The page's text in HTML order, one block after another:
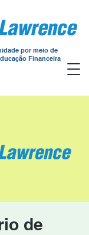
por meio de
Financeira
de